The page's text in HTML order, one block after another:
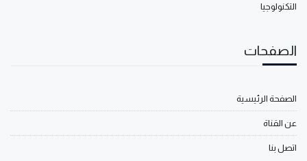
التكنولوجيا
الصفحات
الصفحة الرئيسية
عن القناة
اتصل بنا